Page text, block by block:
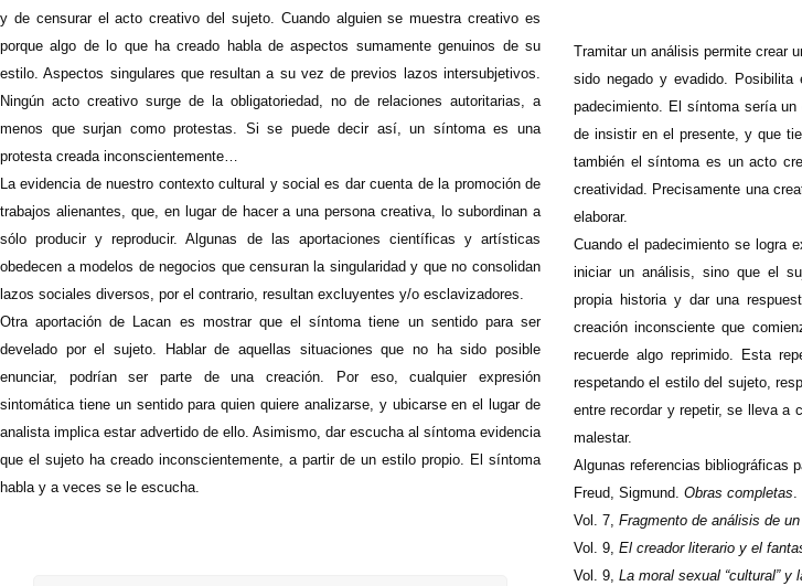
y de censurar el acto creativo del sujeto. Cuando alguien se muestra creativo es
porque algo de lo que ha creado habla de aspectos sumamente genuinos de su
estilo. Aspectos singulares que resultan a su vez de previos lazos intersubjetivos.
Ningún acto creativo surge de la obligatoriedad, no de relaciones autoritarias, a
menos que surjan como protestas. Si se puede decir así, un síntoma es una
protesta creada inconscientemente…
La evidencia de nuestro contexto cultural y social es dar cuenta de la promoción de
trabajos alienantes, que, en lugar de hacer a una persona creativa, lo subordinan a
sólo producir y reproducir. Algunas de las aportaciones científicas y artísticas
obedecen a modelos de negocios que censuran la singularidad y que no consolidan
lazos sociales diversos, por el contrario, resultan excluyentes y/o esclavizadores.
Otra aportación de Lacan es mostrar que el síntoma tiene un sentido para ser
develado por el sujeto. Hablar de aquellas situaciones que no ha sido posible
enunciar, podrían ser parte de una creación. Por eso, cualquier expresión
sintomática tiene un sentido para quien quiere analizarse, y ubicarse en el lugar de
analista implica estar advertido de ello. Asimismo, dar escucha al síntoma evidencia
que el sujeto ha creado inconscientemente, a partir de un estilo propio. El síntoma
habla y a veces se le escucha.
Tramitar un análisis permite crear
sido negado y evadido.
padecimiento. El síntoma sería
de insistir en el presente, y que
también el síntoma es un acto
creatividad. Precisamente una
elaborar.
Cuando el padecimiento se logra
iniciar un análisis, sino que el
propia historia y dar una
creación inconsciente que
recuerde algo reprimido. Esta
respetando el estilo del sujeto,
entre recordar y repetir, se lleva a
malestar.
Algunas referencias bibliográficas
Freud, Sigmund. Obras completas.
Vol. 7, Fragmento de análisis de
Vol. 9, El creador literario y el
Vol. 9, La moral sexual “cultural” y